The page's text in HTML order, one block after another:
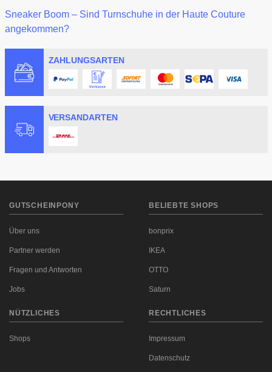
Sneaker Boom – Sind Turnschuhe in der Haute Couture
angekommen?
ZAHLUNGSARTEN
VERSANDARTEN
GUTSCHEINPONY
Über uns
Partner werden
Fragen und Antworten
Jobs
BELIEBTE SHOPS
bonprix
IKEA
OTTO
Saturn
NÜTZLICHES
Shops
RECHTLICHES
Impressum
Datenschutz